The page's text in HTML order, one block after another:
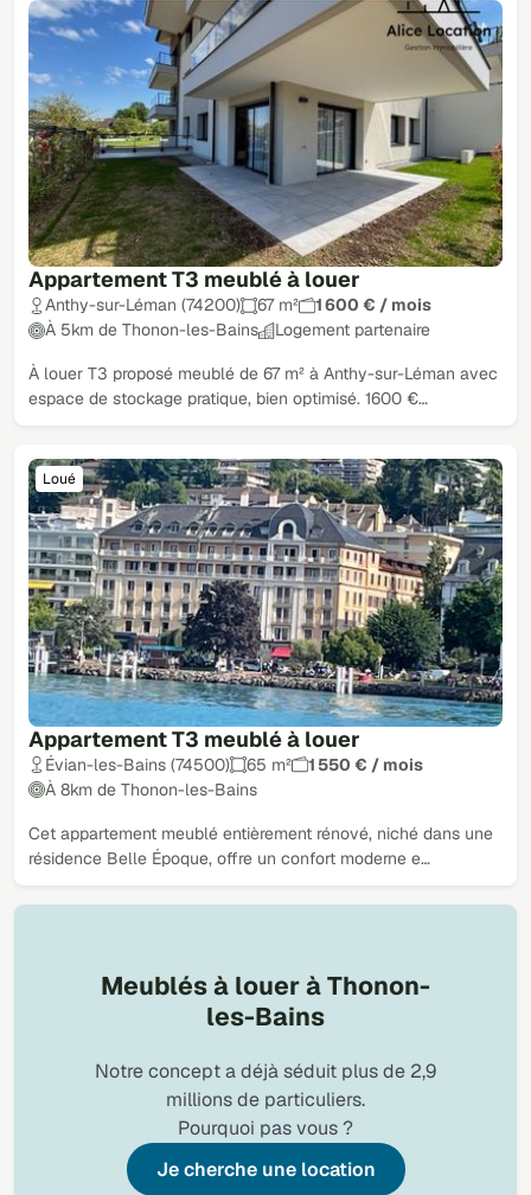
Appartement T3 meublé à louer
Anthy-sur-Léman (74200) 67 m²
1 600 € / mois
À 5km de Thonon-les-Bains
Logement partenaire
À louer T3 proposé meublé de 67 m² à Anthy-sur-Léman avec
espace de stockage pratique, bien optimisé. 1600 €…
Appartement T3 meublé à louer
Loué
Évian-les-Bains (74500) 65 m²
1 550 € / mois
À 8km de Thonon-les-Bains
Cet appartement meublé entièrement rénové, niché dans une
résidence Belle Époque, offre un confort moderne e…
Meublés à louer à Thonon-
les-Bains
Notre concept a déjà séduit plus de 2,9
millions de particuliers.
Pourquoi pas vous ?
Je cherche une location